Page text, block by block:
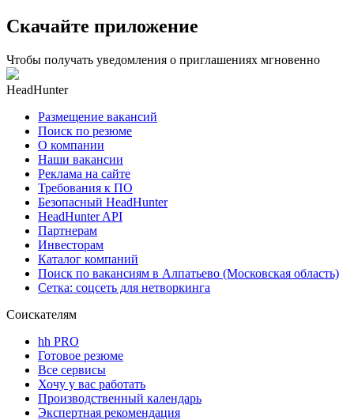
Скачайте приложение
Чтобы получать уведомления о приглашениях мгновенно
HeadHunter
Размещение вакансий
Поиск по резюме
О компании
Наши вакансии
Реклама на сайте
Требования к ПО
Безопасный HeadHunter
HeadHunter API
Партнерам
Инвесторам
Каталог компаний
Поиск по вакансиям в Алпатьево (Московская область)
Сетка: соцсеть для нетворкинга
Соискателям
hh PRO
Готовое резюме
Все сервисы
Хочу у вас работать
Производственный календарь
Экспертная рекомендация